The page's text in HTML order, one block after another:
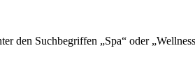
den Suchbegriffen „Spa“ oder